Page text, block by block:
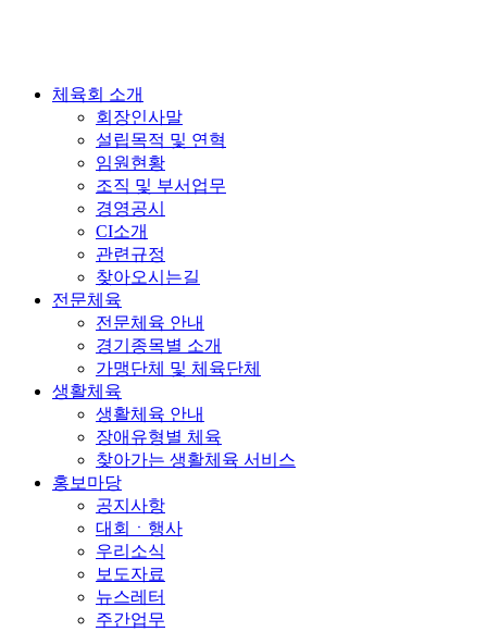
체육회 소개
회장인사말
설립목적 및 연혁
임원현황
조직 및 부서업무
경영공시
CI소개
관련규정
찾아오시는길
전문체육
전문체육 안내
경기종목별 소개
가맹단체 및 체육단체
생활체육
생활체육 안내
장애유형별 체육
찾아가는 생활체육 서비스
홍보마당
공지사항
대회ㆍ행사
우리소식
보도자료
뉴스레터
주간업무